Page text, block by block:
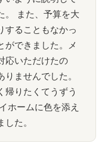
。 また、予算を大
することもなかっ
ができました。メ
応いただけたの
ませんでした。
帰りたくてうずう
ホームに色を添え
た。